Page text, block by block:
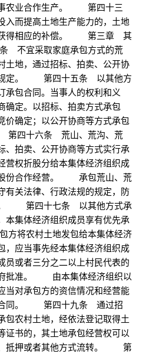
事农业合作生产。 第四十三
而提高土地生产能力的，土地
获得相应的补偿。 第三章 其
不宜采取家庭承包方式的荒
土地，通过招标、拍卖、公开协
规定。 第四十五条 以其他方
承包合同。当事人的权利和义
确定。以招标、拍卖方式承包
价确定；以公开协商等方式承包
四十六条 荒山、荒沟、荒
、拍卖、公开协商等方式实行承
营权折股分给本集体经济组织成
股份合作经营。 承包荒山、荒
有关法律、行政法规的规定，防
。 第四十七条 以其他方式承
本集体经济组织成员享有优先承
农村土地发包给本集体经济
，应当事先经本集体经济组织成
员或者三分之二以上村民代表的
府批准。 由本集体经济组织以
当对承包方的资信情况和经营能
合同。 第四十九条 通过招
包农村土地，经依法登记取得土
证书的，其土地承包经营权可以
、抵押或者其他方式流转。 第